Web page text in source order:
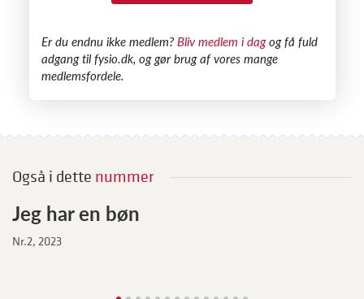
​Er du endnu ikke medlem?Bliv medlem i dagog få fuld
adgang til fysio.dk, og gør brug af vores mange
medlemsfordele.
Også i dette nummer
Jeg har en bøn
Nr.2, 2023